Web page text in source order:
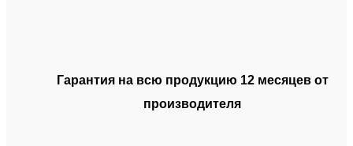
Гарантия на всю продукцию 12 месяцев от
производителя